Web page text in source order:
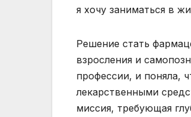
я хочу заниматься в
Решение стать
взросления и
профессии, и поняла,
лекарственными
миссия, требующая